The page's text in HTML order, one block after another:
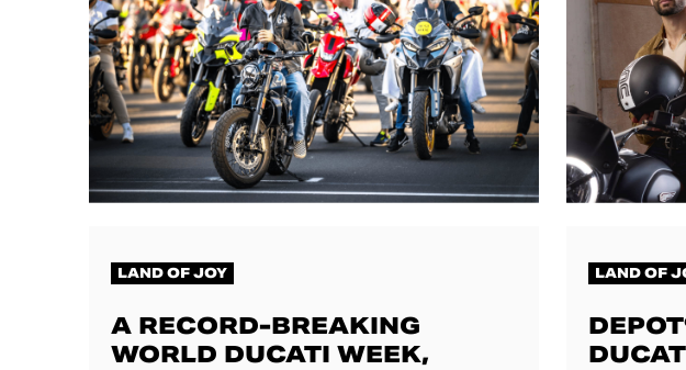
LAND OF JOY
A RECORD-BREAKING
WORLD DUCATI WEEK,
LAND OF